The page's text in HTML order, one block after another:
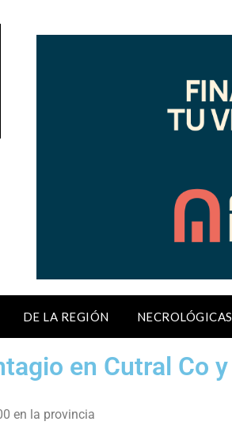
DE LA REGIÓN NECROLÓGICAS
en Cutral Co y
en la provincia